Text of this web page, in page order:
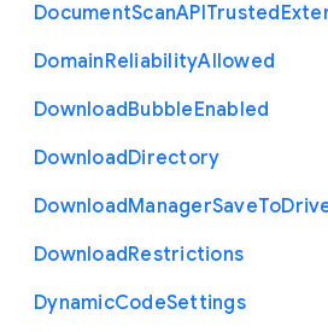
DocumentScanAPITrusted
DomainReliabilityAllowed
DownloadBubbleEnabled
DownloadDirectory
DownloadManagerSaveTo
DownloadRestrictions
DynamicCodeSettings